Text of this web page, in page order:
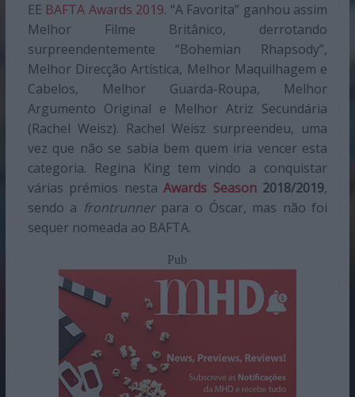
EE BAFTA Awards 2019. “A Favorita” ganhou assim
Melhor Filme Britânico, derrotando
surpreendentemente “Bohemian Rhapsody”,
Melhor Direcção Artística, Melhor Maquilhagem e
Cabelos, Melhor Guarda-Roupa, Melhor
Argumento Original e Melhor Atriz Secundária
(Rachel Weisz). Rachel Weisz surpreendeu, uma
vez que não se sabia bem quem iria vencer esta
categoria. Regina King tem vindo a conquistar
várias prémios nestaAwards Season2018/2019,
sendo a frontrunnerpara o Óscar, mas não foi
sequer nomeada ao BAFTA.
Pub